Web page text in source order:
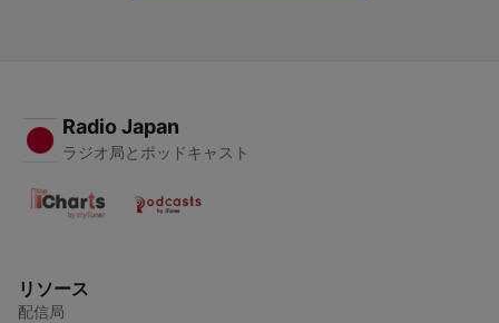
Radio Japan
ラジオ局とポッドキャスト
リソース
配信局